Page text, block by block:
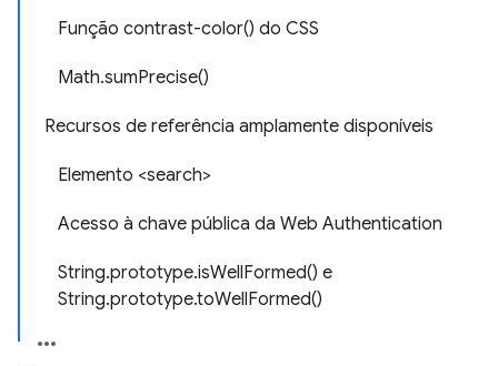
Função contrast-color() do CSS
Math.sumPrecise()
Recursos de referência amplamente disponíveis
Elemento <search>
Acesso à chave pública da Web Authentication
String.prototype.isWellFormed() e
String.prototype.toWellFormed()